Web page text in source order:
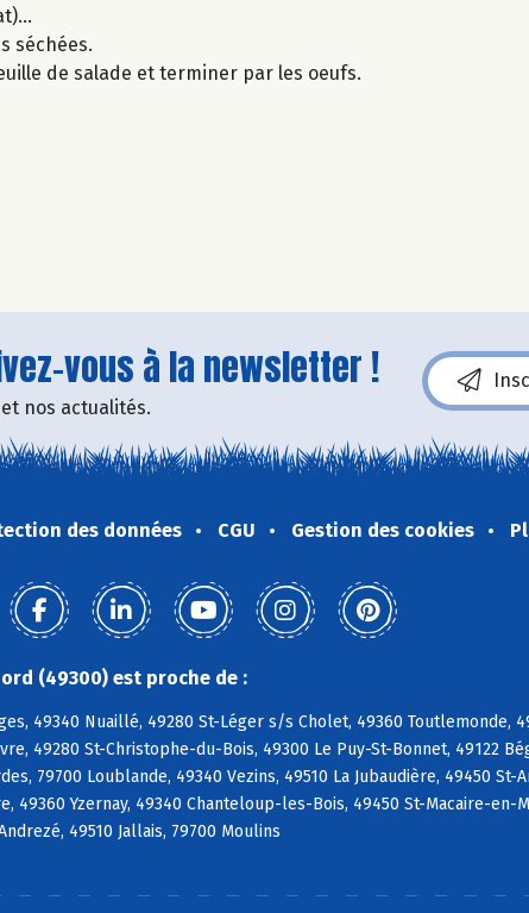
séchées.
de salade et terminer par les oeufs.
vous à la newsletter !
nos actualités.
des données CGU Gestion des cookies
(49300) est proche de :
49340 Nuaillé, 49280 St-Léger s/s Cholet, 49360 Toutlemonde,
49280 St-Christophe-du-Bois, 49300 Le Puy-St-Bonnet, 49122
79700 Loublande, 49340 Vezins, 49510 La Jubaudière, 49450
49360 Yzernay, 49340 Chanteloup-les-Bois, 49450 St-Macaire-en-
49510 Jallais, 79700 Moulins